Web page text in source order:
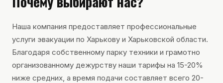
Наша компания предоставляет профессиональные
услуги эвакуации по Харькову и Харьковской области.
Благодаря собственному парку техники и грамотно
организованному дежурству наши тарифы на 15-20%
ниже средних, а время подачи составляет всего 20-